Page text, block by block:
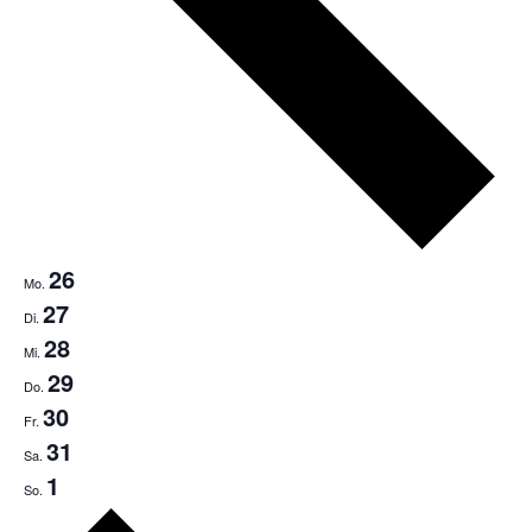
Mo. 26
Di. 27
Mi. 28
Do. 29
Fr. 30
Sa. 31
So. 1